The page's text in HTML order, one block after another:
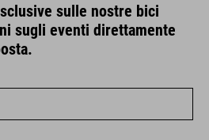
sulle nostre bici
sugli eventi direttamente